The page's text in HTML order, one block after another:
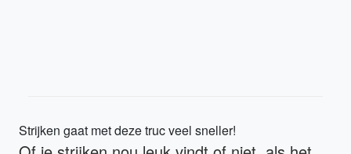
Strijken gaat met deze truc veel sneller!